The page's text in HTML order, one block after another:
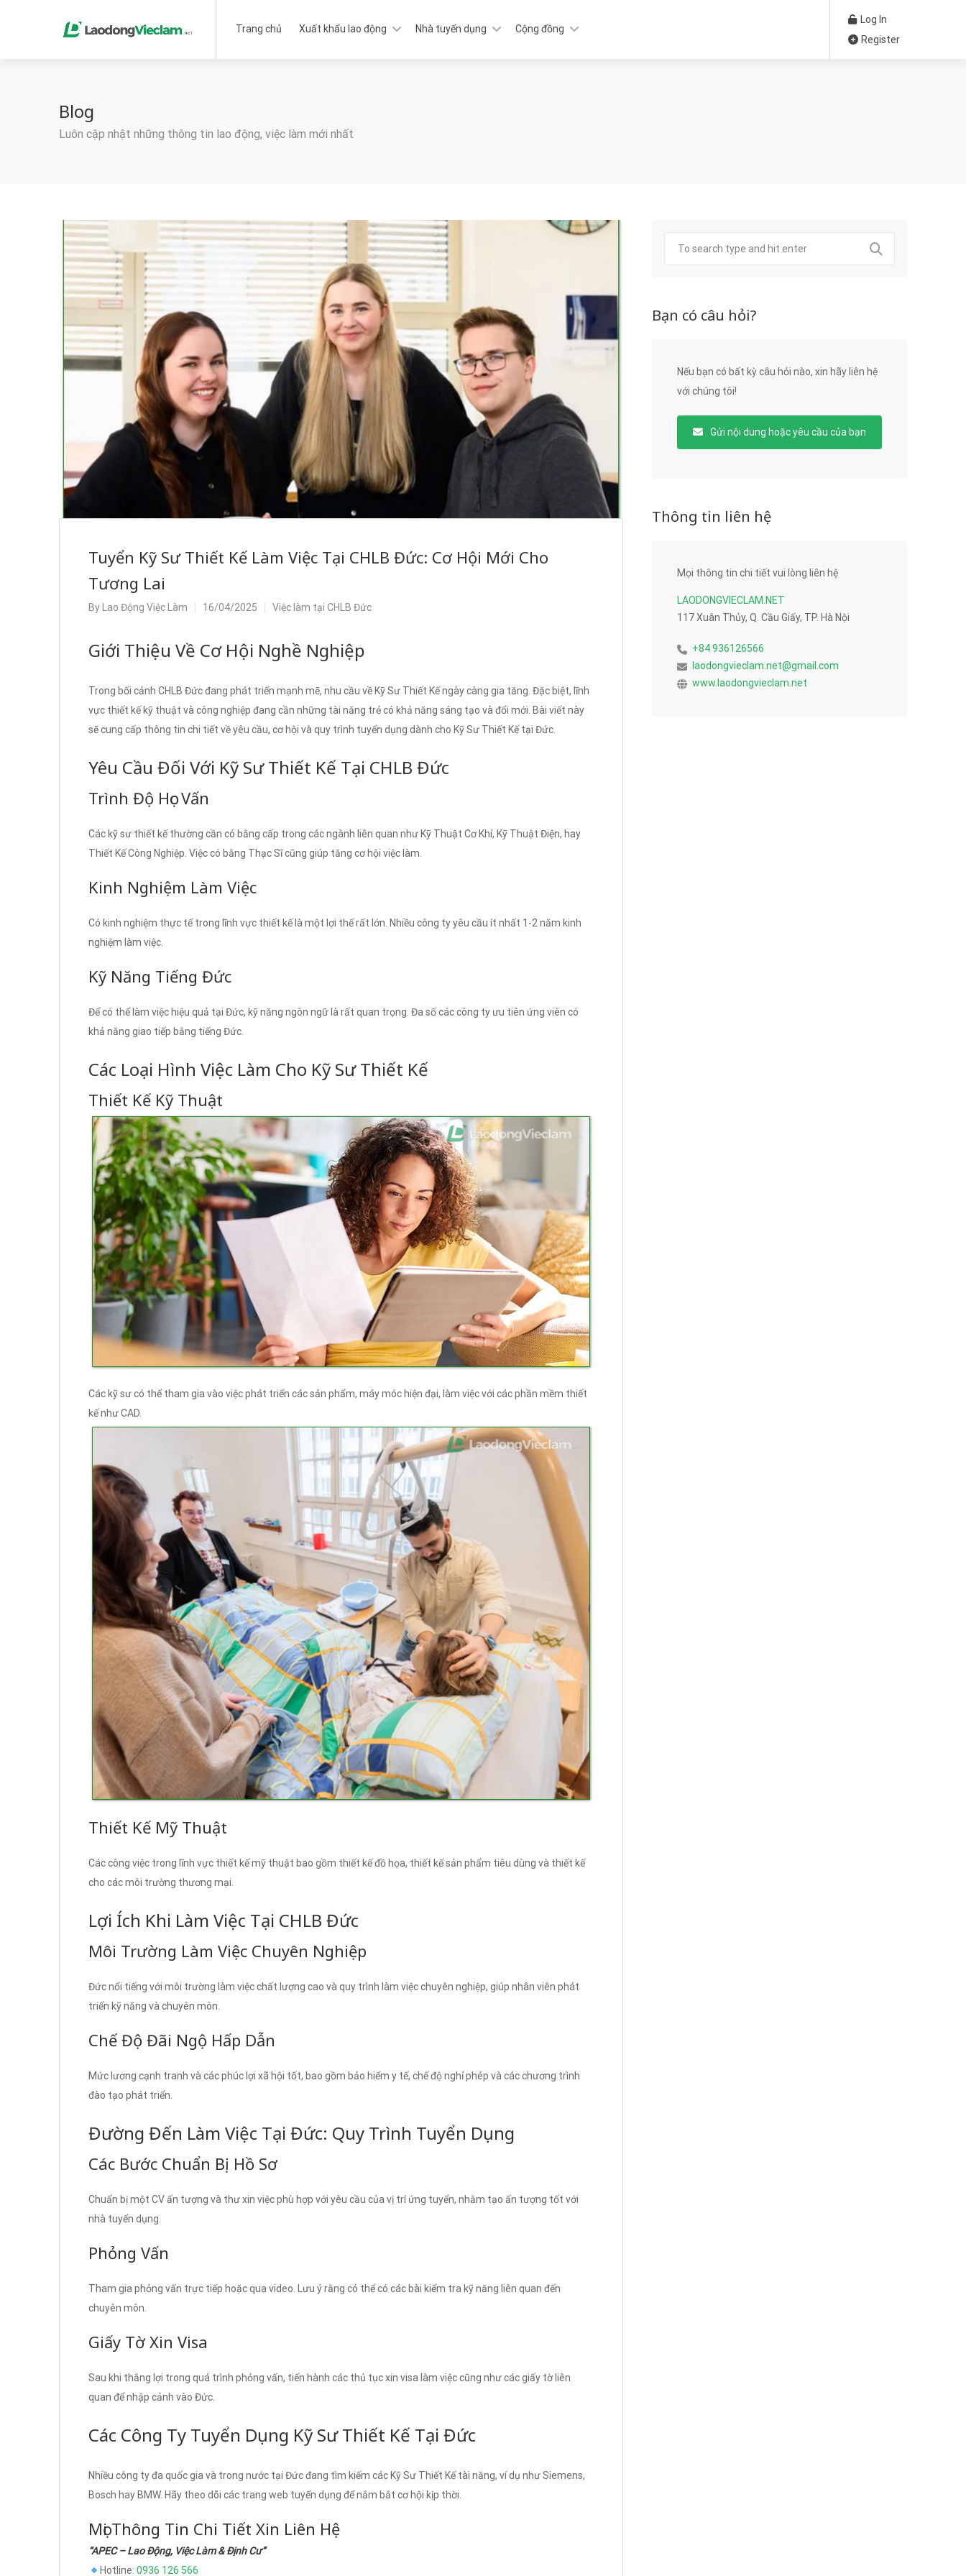
Trang chủ Xuất khẩu lao động Nhà tuyển dụng Cộng đồng
Log In
Register
Blog
Luôn cập nhật những thông tin lao động, việc làm mới nhất
Tuyển Kỹ Sư Thiết Kế Làm Việc Tại CHLB Đức: Cơ Hội Mới Cho
Tương Lai
By Lao Động Việc Làm 16/04/2025 Việc làm tại CHLB Đức
Giới Thiệu Về Cơ Hội Nghề Nghiệp
Trong bối cảnh CHLB Đức đang phát triển mạnh mẽ, nhu cầu về Kỹ Sư Thiết Kế ngày càng gia tăng. Đặc biệt, lĩnh
vực thiết kế kỹ thuật và công nghiệp đang cần những tài năng trẻ có khả năng sáng tạo và đổi mới. Bài viết này
sẽ cung cấp thông tin chi tiết về yêu cầu, cơ hội và quy trình tuyển dụng dành cho Kỹ Sư Thiết Kế tại Đức.
Yêu Cầu Đối Với Kỹ Sư Thiết Kế Tại CHLB Đức
Trình Độ Học Vấn
Các kỹ sư thiết kế thường cần có bằng cấp trong các ngành liên quan như Kỹ Thuật Cơ Khí, Kỹ Thuật Điện, hay
Thiết Kế Công Nghiệp. Việc có bằng Thạc Sĩ cũng giúp tăng cơ hội việc làm.
Kinh Nghiệm Làm Việc
Có kinh nghiệm thực tế trong lĩnh vực thiết kế là một lợi thế rất lớn. Nhiều công ty yêu cầu ít nhất 1-2 năm kinh
nghiệm làm việc.
Kỹ Năng Tiếng Đức
Để có thể làm việc hiệu quả tại Đức, kỹ năng ngôn ngữ là rất quan trọng. Đa số các công ty ưu tiên ứng viên có
khả năng giao tiếp bằng tiếng Đức.
Các Loại Hình Việc Làm Cho Kỹ Sư Thiết Kế
Thiết Kế Kỹ Thuật
Các kỹ sư có thể tham gia vào việc phát triển các sản phẩm, máy móc hiện đại, làm việc với các phần mềm thiết
kế như CAD.
Thiết Kế Mỹ Thuật
Các công việc trong lĩnh vực thiết kế mỹ thuật bao gồm thiết kế đồ họa, thiết kế sản phẩm tiêu dùng và thiết kế
cho các môi trường thương mại.
Lợi Ích Khi Làm Việc Tại CHLB Đức
Môi Trường Làm Việc Chuyên Nghiệp
Đức nổi tiếng với môi trường làm việc chất lượng cao và quy trình làm việc chuyên nghiệp, giúp nhân viên phát
triển kỹ năng và chuyên môn.
Chế Độ Đãi Ngộ Hấp Dẫn
Mức lương cạnh tranh và các phúc lợi xã hội tốt, bao gồm bảo hiểm y tế, chế độ nghỉ phép và các chương trình
đào tạo phát triển.
Đường Đến Làm Việc Tại Đức: Quy Trình Tuyển Dụng
Các Bước Chuẩn Bị Hồ Sơ
Chuẩn bị một CV ấn tượng và thư xin việc phù hợp với yêu cầu của vị trí ứng tuyển, nhằm tạo ấn tượng tốt với
nhà tuyển dụng.
Phỏng Vấn
Tham gia phỏng vấn trực tiếp hoặc qua video. Lưu ý rằng có thể có các bài kiểm tra kỹ năng liên quan đến
chuyên môn.
Giấy Tờ Xin Visa
Sau khi thắng lợi trong quá trình phỏng vấn, tiến hành các thủ tục xin visa làm việc cũng như các giấy tờ liên
quan để nhập cảnh vào Đức.
Các Công Ty Tuyển Dụng Kỹ Sư Thiết Kế Tại Đức
Nhiều công ty đa quốc gia và trong nước tại Đức đang tìm kiếm các Kỹ Sư Thiết Kế tài năng, ví dụ như Siemens,
Bosch hay BMW. Hãy theo dõi các trang web tuyển dụng để nắm bắt cơ hội kịp thời.
Mọi Thông Tin Chi Tiết Xin Liên Hệ
“APEC – Lao Động, Việc Làm & Định Cư”
Hotline: 0936 126 566
Bạn có câu hỏi?
Nếu bạn có bất kỳ câu hỏi nào, xin hãy liên hệ
với chúng tôi!
Gửi nội dung hoặc yêu cầu của bạn
Thông tin liên hệ
Mọi thông tin chi tiết vui lòng liên hệ
LAODONGVIECLAM.NET
117 Xuân Thủy, Q. Cầu Giấy, TP. Hà Nội
+84 936126566
laodongvieclam.net@gmail.com
www.laodongvieclam.net